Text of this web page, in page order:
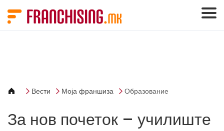
Вести Моја франшиза Образование
За нов почеток – училиште